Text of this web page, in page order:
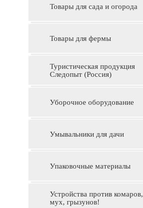
Товары для сада и огорода
Товары для фермы
Туристическая продукция
Следопыт (Россия)
Уборочное оборудование
Умывальники для дачи
Упаковочные материалы
Устройства против комаров,
мух, грызунов!